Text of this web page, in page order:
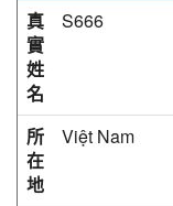
真
實
姓
名
S666
所
在
地
Việt Nam